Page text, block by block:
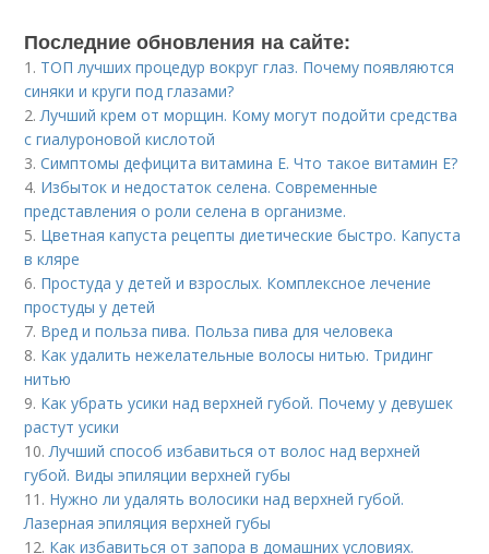
Последние обновления на сайте:
1. ТОП лучших процедур вокруг глаз. Почему появляются
синяки и круги под глазами?
2.Лучший крем от морщин. Кому могут подойти средства
с гиалуроновой кислотой
3.Симптомы дефицита витамина E. Что такое витамин Е?
4. Избыток и недостаток селена. Современные
представления о роли селена в организме.
5. Цветная капуста рецепты диетические быстро. Капуста
в кляре
6. Простуда у детей и взрослых. Комплексное лечение
простуды у детей
7. Вред и польза пива. Польза пива для человека
8. Как удалить нежелательные волосы нитью. Тридинг
нитью
9. Как убрать усики над верхней губой. Почему у девушек
растут усики
10.Лучший способ избавиться от волос над верхней
губой. Виды эпиляции верхней губы
11. Нужно ли удалять волосики над верхней губой.
Лазерная эпиляция верхней губы
12. Как избавиться от запора в домашних условиях.